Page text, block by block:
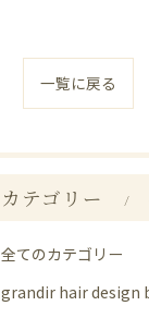
一覧に戻る
カテゴリー
全てのカテゴリー
grandir hair design